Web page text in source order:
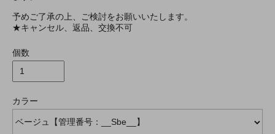
予めご了承の上、ご検討をお願いいたします。
★キャンセル、返品、交換不可
個数
カラー